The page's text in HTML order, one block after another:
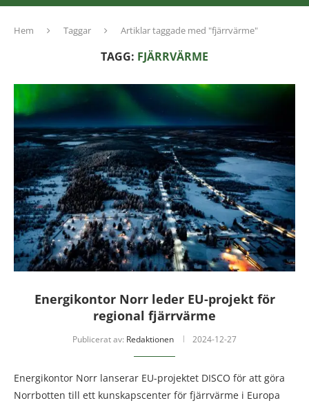
Hem Taggar Artiklar taggade med "fjärrvärme"
TAGG: FJÄRRVÄRME
Energikontor Norr leder EU-projekt för
regional fjärrvärme
Publicerat av: Redaktionen 2024-12-27
Energikontor Norr lanserar EU-projektet DISCO för att göra
Norrbotten till ett kunskapscenter för fjärrvärme i Europa